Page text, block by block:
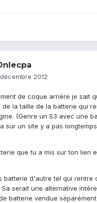
2012
de coque arrière je sait
la taille de la batterie qui
(Genre un S3 avec une
sur un site y a pas
que tu a mis sur ton lien
batterie d'autre tel qui rentre
Sa serait une alternative
batterie vendue